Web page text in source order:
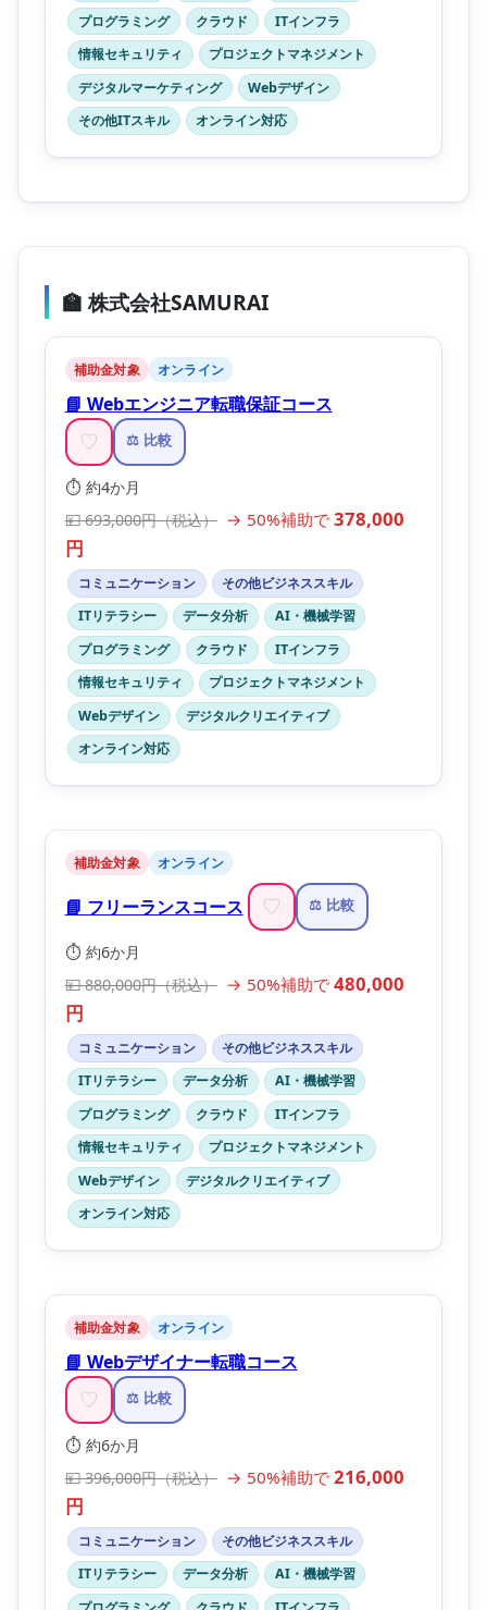
プログラミング クラウド
ITインフラ
情報セキュリティ
プロジェクトマネジメント
デジタルマーケティング
Webデザイン
その他ITスキル
オンライン対応
🏫 株式会社SAMURAI
補助金対象 オンライン
📘 Webエンジニア転職保証コース
♡ ⚖️ 比較
⏱️ 約4か月
💴 693,000円（税込） → 50%補助で 378,000
円
コミュニケーション
その他ビジネススキル
ITリテラシー
データ分析
AI・機械学習
プログラミング
クラウド
ITインフラ
情報セキュリティ
プロジェクトマネジメント
Webデザイン
デジタルクリエイティブ
オンライン対応
補助金対象 オンライン
📘 フリーランスコース ♡ ⚖️ 比較
⏱️ 約6か月
💴 880,000円（税込） → 50%補助で 480,000
円
コミュニケーション
その他ビジネススキル
ITリテラシー
データ分析
AI・機械学習
プログラミング
クラウド
ITインフラ
情報セキュリティ
プロジェクトマネジメント
Webデザイン
デジタルクリエイティブ
オンライン対応
補助金対象 オンライン
📘 Webデザイナー転職コース
♡ ⚖️ 比較
⏱️ 約6か月
💴 396,000円（税込） → 50%補助で 216,000
円
コミュニケーション
その他ビジネススキル
ITリテラシー
データ分析
AI・機械学習